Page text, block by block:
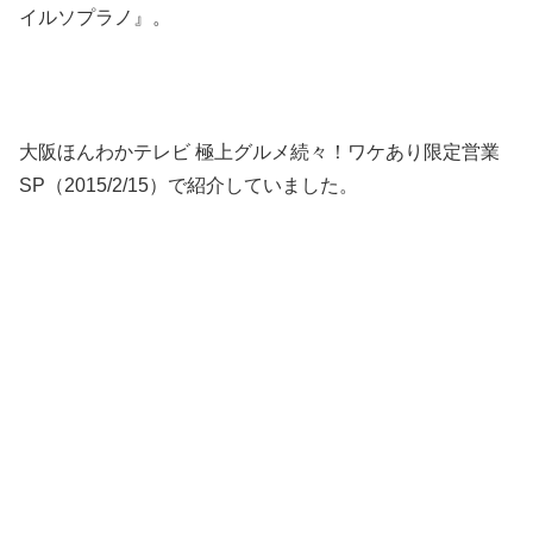
イルソプラノ』。
大阪ほんわかテレビ 極上グルメ続々！ワケあり限定営業
SP（2015/2/15）で紹介していました。